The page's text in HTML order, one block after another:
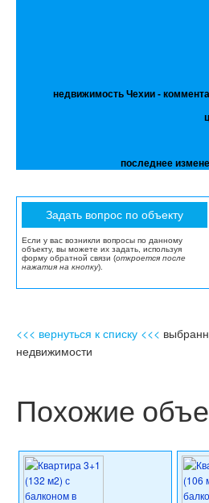
недвижимость Чехии -
последнее
Если у вас возникли вопросы по данному
объекту, вы можете их задать, используя
форму обратной связи (откроется после
нажатия на кнопку).
<<< вернуться к списку <<<
недвижимости
Похожие